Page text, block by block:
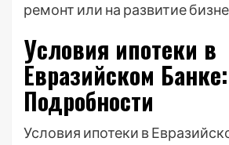
ремонт или на развитие
Условия ипотеки в
Евразийском Банке:
Подробности
Условия ипотеки в